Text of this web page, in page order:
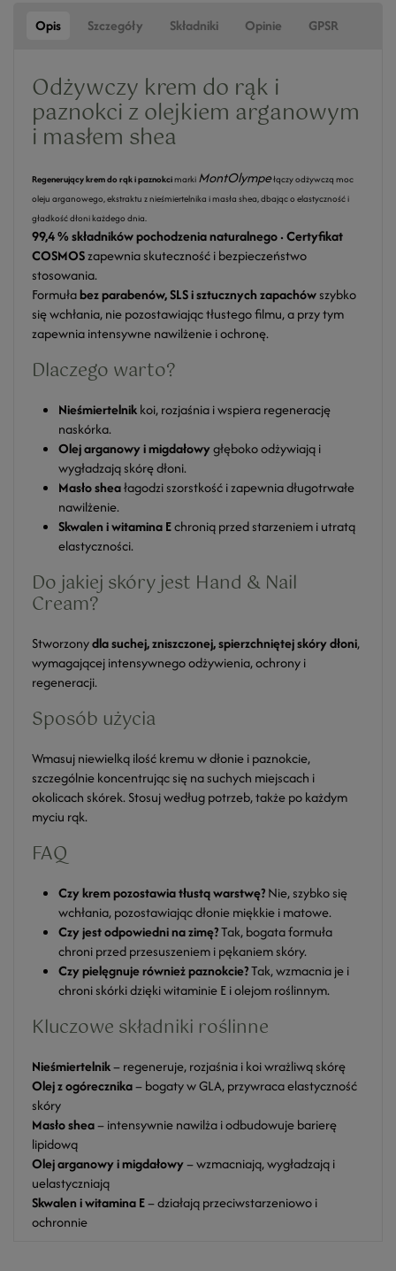
Opis Szczegóły Składniki Opinie GPSR
Odżywczy krem do rąk i
paznokci z olejkiem arganowym
i masłem shea
Regenerujący krem do rąk i paznokcimarki MontOlympełączy odżywczą moc
oleju arganowego, ekstraktu z nieśmiertelnika i masła shea, dbając o elastyczność i
gładkość dłoni każdego dnia.
99,4 % składników pochodzenia naturalnego · Certyfikat
COSMOSzapewnia skuteczność i bezpieczeństwo
stosowania.
Formułabez parabenów, SLS i sztucznych zapachówszybko
się wchłania, nie pozostawiając tłustego filmu, a przy tym
zapewnia intensywne nawilżenie i ochronę.
Dlaczego warto?
Nieśmiertelnikkoi, rozjaśnia i wspiera regenerację
naskórka.
Olej arganowy i migdałowygłęboko odżywiają i
wygładzają skórę dłoni.
Masło sheałagodzi szorstkość i zapewnia długotrwałe
nawilżenie.
Skwalen i witamina Echronią przed starzeniem i utratą
elastyczności.
Do jakiej skóry jest Hand & Nail
Cream?
Stworzonydla suchej, zniszczonej, spierzchniętej skóry dłoni,
wymagającej intensywnego odżywienia, ochrony i
regeneracji.
Sposób użycia
Wmasuj niewielką ilość kremu w dłonie i paznokcie,
szczególnie koncentrując się na suchych miejscach i
okolicach skórek. Stosuj według potrzeb, także po każdym
myciu rąk.
FAQ
Czy krem pozostawia tłustą warstwę?Nie, szybko się
wchłania, pozostawiając dłonie miękkie i matowe.
Czy jest odpowiedni na zimę?Tak, bogata formuła
chroni przed przesuszeniem i pękaniem skóry.
Czy pielęgnuje również paznokcie?Tak, wzmacnia je i
chroni skórki dzięki witaminie E i olejom roślinnym.
Kluczowe składniki roślinne
Nieśmiertelnik– regeneruje, rozjaśnia i koi wrażliwą skórę
Olej z ogórecznika– bogaty w GLA, przywraca elastyczność
skóry
Masło shea– intensywnie nawilża i odbudowuje barierę
lipidową
Olej arganowy i migdałowy– wzmacniają, wygładzają i
uelastyczniają
Skwalen i witamina E– działają przeciwstarzeniowo i
ochronnie